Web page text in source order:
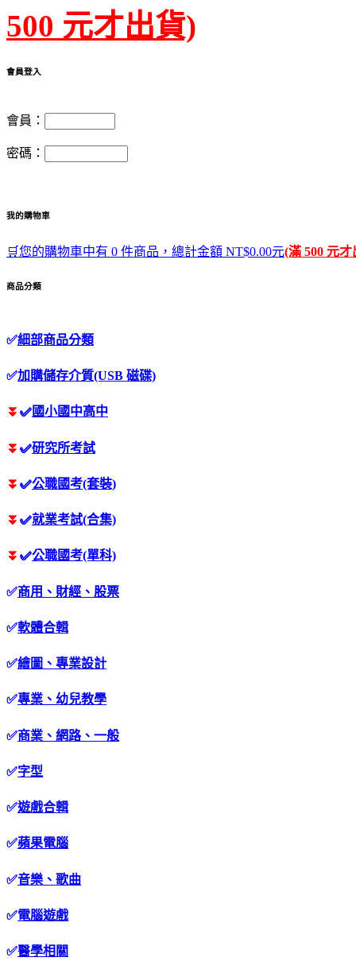
500 元才出貨)
會員登入
會員：
密碼：
我的購物車
🛒您的購物車中有 0 件商品，總計金額 NT$0.00元(滿 500 元才
商品分類
✅細部商品分類
✅加購儲存介質(USB 磁碟)
⏬ ✅國小國中高中
⏬ ✅研究所考試
⏬ ✅公職國考(套裝)
⏬ ✅就業考試(合集)
⏬ ✅公職國考(單科)
✅商用、財經、股票
✅軟體合輯
✅繪圖、專業設計
✅專業、幼兒教學
✅商業、網路、一般
✅字型
✅遊戲合輯
✅蘋果電腦
✅音樂、歌曲
✅電腦遊戲
✅醫學相關